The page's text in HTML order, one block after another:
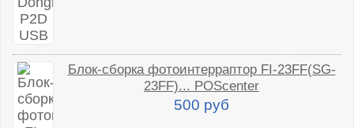
Блок-сборка фотоинтерраптор FI-23FF(SG-
23FF)... POScenter
500 руб